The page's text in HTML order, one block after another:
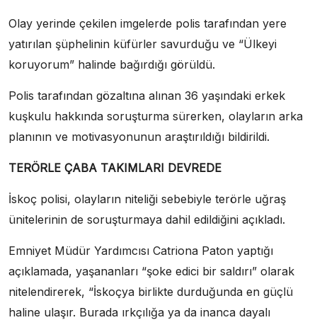
Olay yerinde çekilen imgelerde polis tarafından yere
yatırılan şüphelinin küfürler savurduğu ve “Ülkeyi
koruyorum” halinde bağırdığı görüldü.
Polis tarafından gözaltına alınan 36 yaşındaki erkek
kuşkulu hakkında soruşturma sürerken, olayların arka
planının ve motivasyonunun araştırıldığı bildirildi.
TERÖRLE ÇABA TAKIMLARI DEVREDE
İskoç polisi, olayların niteliği sebebiyle terörle uğraş
ünitelerinin de soruşturmaya dahil edildiğini açıkladı.
Emniyet Müdür Yardımcısı Catriona Paton yaptığı
açıklamada, yaşananları “şoke edici bir saldırı” olarak
nitelendirerek, “İskoçya birlikte durduğunda en güçlü
haline ulaşır. Burada ırkçılığa ya da inanca dayalı